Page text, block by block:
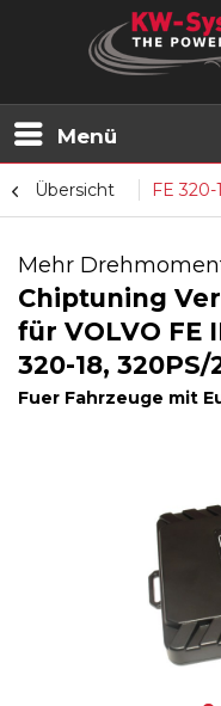
Menü
Übersicht FE
Mehr
Chiptuning
für VOLVO FE
320-18, 320PS/
Fuer Fahrzeuge mit